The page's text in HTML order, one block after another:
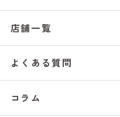
店舗一覧
よくある質問
コラム